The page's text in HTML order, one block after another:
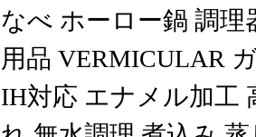
なべ ホーロー鍋 調理
用品 VERMICULAR
IH対応 エナメル加工